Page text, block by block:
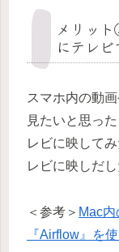
メリッ
にテレビ
スマホ内の動
見たいと思っ
レビに映して
レビに映しだし
＜参考＞ Mac
『Airflow』を